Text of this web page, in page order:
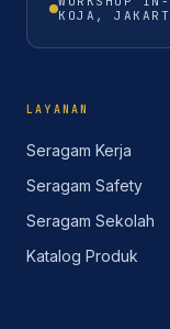
KOJA,
LAYANAN
Seragam Kerja
Seragam Safety
Seragam Sekolah
Katalog Produk